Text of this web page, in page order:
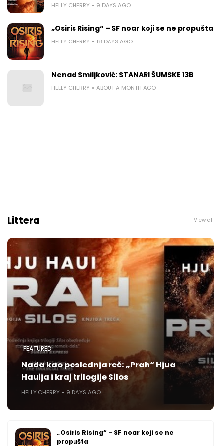
HELLY CHERRY 9 DAYS AGO
„Osiris Rising“ – SF noar koji se ne propušta
HELLY CHERRY 18 DAYS AGO
Nenad Smiljković: STANARI ŠUMSKE 13B
HELLY CHERRY ABOUT A MONTH AGO
Littera View all
FEATURED
Nada kao poslednja reč: „Prah“ Hjua
Hauija i kraj trilogije Silos
HELLY CHERRY 9 DAYS AGO
„Osiris Rising“ – SF noar koji se ne
propušta